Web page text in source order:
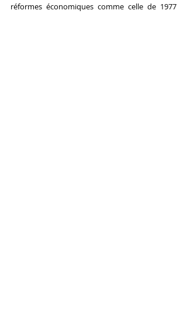
réformes économiques comme celle de 1977